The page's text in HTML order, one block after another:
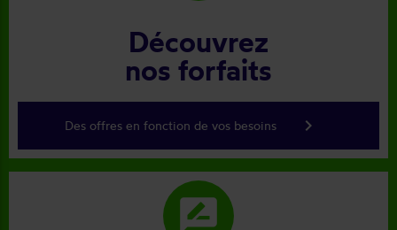
Découvrez
nos forfaits
Des offres en fonction de vos besoins keyboard_arrow_right
rate_review